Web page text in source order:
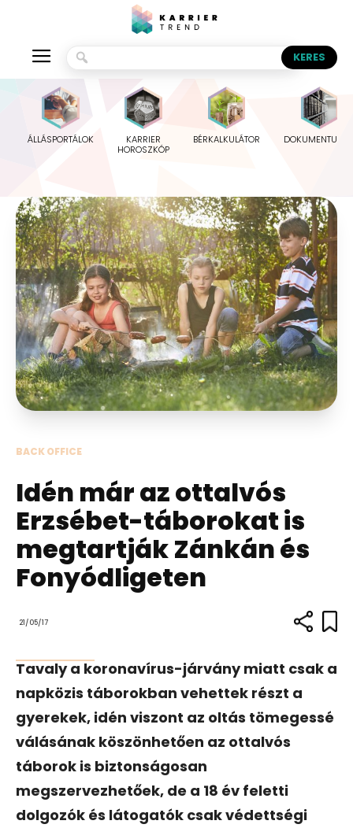
ÁLLÁSPORTÁLOK
KARRIER
HOROSZKÓP
BÉRKALKULÁTOR
BACK OFFICE
Idén már az ottalvós
Erzsébet-táborokat is
megtartják Zánkán és
Fonyódligeten
21/05/17
Tavaly a koronavírus-járvány miatt csak a
napközis táborokban vehettek részt a
gyerekek, idén viszont az oltás tömegessé
válásának köszönhetően az ottalvós
táborok is biztonságosan
megszervezhetőek, de a 18 év feletti
dolgozók és látogatók csak védettségi